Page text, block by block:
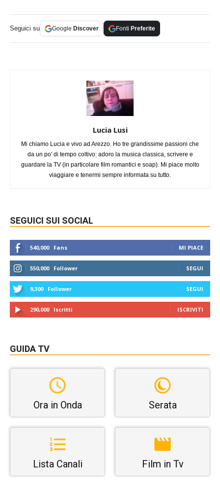
Seguici su Google Discover Fonti Preferite
Lucia Lusi
Mi chiamo Lucia e vivo ad Arezzo. Ho tre grandissime passioni che
da un po' di tempo coltivo: adoro la musica classica, scrivere e
guardare la TV (in particolare film romantici e soap). Mi piace molto
viaggiare e tenermi sempre informata su tutto.
SEGUICI SUI SOCIAL
540,000 Fans MI PIACE
550,000 Follower SEGUI
9,300 Follower SEGUI
290,000 Iscritti ISCRIVITI
GUIDA TV
Ora in Onda Serata
Lista Canali Film in Tv